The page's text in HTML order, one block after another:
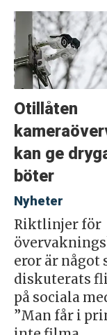
Otillåten
kan ge
böter
Nyheter
Riktlinjer för
eror är något
diskuterats
på sociala
”Man får i